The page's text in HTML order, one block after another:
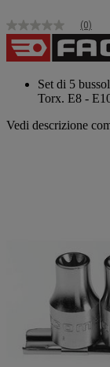
Nessuna
valutazione
Stesso
pagina.
(0)
Set di 5
Torx. E8 -
Vedi descrizione